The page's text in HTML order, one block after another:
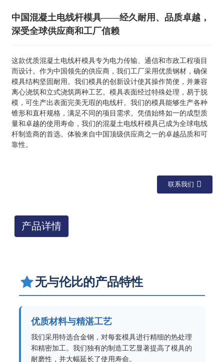
中国混凝土电线杆模具——经久耐用、品质卓越，
深受全球供应商和工厂信赖
这款优质混凝土电线杆模具专为电力传输、通信和市政工程项目
而设计。作为中国领先的供应商，我们工厂采用优质钢材，确保
模具结构坚固耐用。我们模具的创新设计使其操作简便，并兼容
离心浇筑和立式浇筑两种工艺。模具表面经过特殊处理，易于脱
模，可生产出表面完美无瑕的电线杆。我们的模具能够生产各种
锥形和直杆规格，满足不同的项目需求。凭借始终如一的成型质
量和卓越的使用寿命，我们的混凝土电线杆模具已成为全球电线
杆制造商的首选。体验来自中国顶级供应商之一的卓越品质和可
靠性。
联系我们
产品详情
无与伦比的产品特性
优质材料与精湛工艺
我们采用特选合金钢，对每套模具进行精细的热处理
和精密加工。我们独有的制造工艺显著提高了模具的
耐磨性，并大幅延长了使用寿命。